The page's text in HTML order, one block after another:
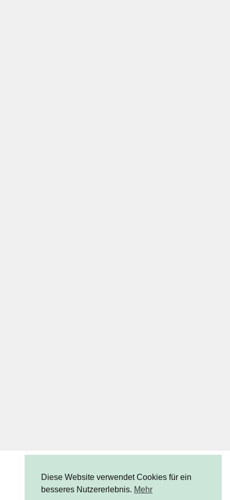
© CUCHIKIND 2023
Diese Website verwendet Cookies für ein
besseres Nutzererlebnis. Mehr